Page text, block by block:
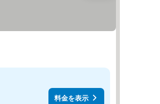
料金を表示